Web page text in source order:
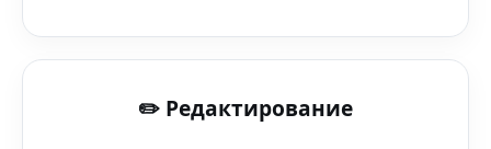
Нейросеть Инструменты Артов — Music AI —
✏️ Редактирование